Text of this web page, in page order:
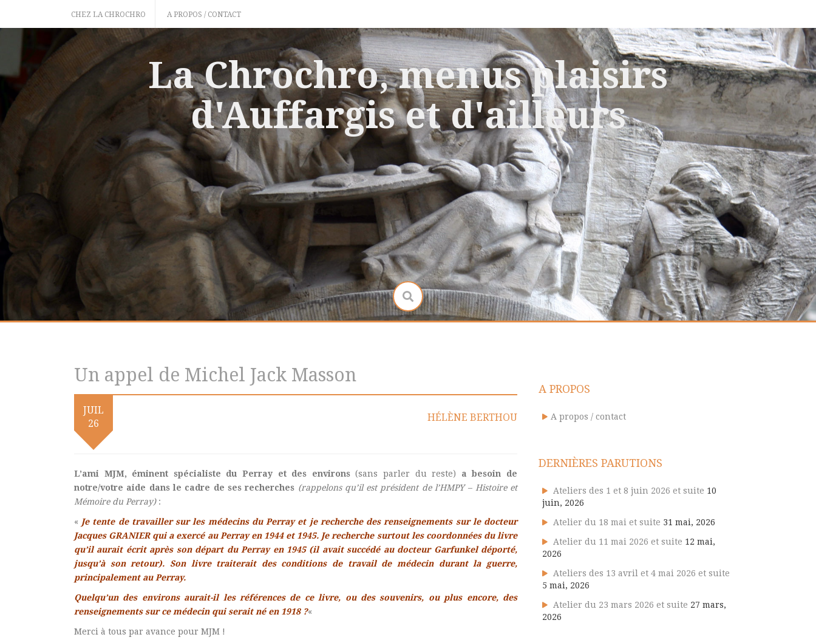
content
CHEZ LA CHROCHRO A PROPOS / CONTACT
La Chrochro, menus plaisirs
d'Auffargis et d'ailleurs
Un appel de Michel Jack Masson
JUIL
26
HÉLÈNE BERTHOU
L’ami MJM, éminent spécialiste du Perray et des environs(sans parler du reste) a besoin de
notre/votre aide dans le cadre de ses recherches (rappelons qu’il est président de l’HMPY – Histoire et
Mémoire du Perray):
« Je tente de travailler sur les médecins du Perray et je recherche des renseignements sur le docteur
Jacques GRANIER qui a exercé au Perray en 1944 et 1945. Je recherche surtout les coordonnées du livre
qu’il aurait écrit après son départ du Perray en 1945 (il avait succédé au docteur Garfunkel déporté,
jusqu’à son retour). Son livre traiterait des conditions de travail de médecin durant la guerre,
principalement au Perray.
Quelqu’un des environs aurait-il les références de ce livre, ou des souvenirs, ou plus encore, des
renseignements sur ce médecin qui serait né en 1918 ?«
Merci à tous par avance pour MJM !
A PROPOS
A propos / contact
DERNIÈRES PARUTIONS
Ateliers des 1 et 8 juin 2026 et suite 10
juin, 2026
Atelier du 18 mai et suite 31 mai, 2026
Atelier du 11 mai 2026 et suite 12 mai,
2026
Ateliers des 13 avril et 4 mai 2026 et suite
5 mai, 2026
Atelier du 23 mars 2026 et suite 27 mars,
2026